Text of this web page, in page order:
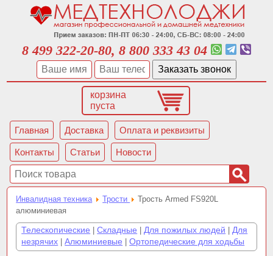
8 499 322-20-80, 8 800 333 43 04
корзина
пуста
Главная Доставка Оплата и реквизиты
Контакты Статьи Новости
Инвалидная техника Трости
Трость Armed FS920L
алюминиевая
Телескопические |Складные |Для пожилых людей |Для
незрячих |Алюминиевые |Ортопедические для ходьбы